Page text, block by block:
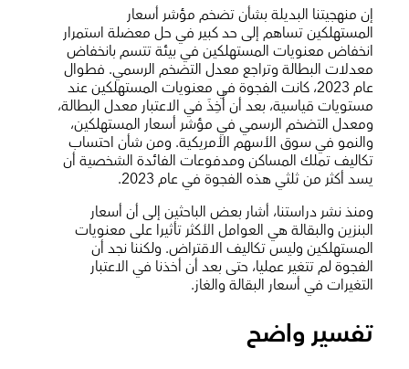
إن منهجيتنا البديلة بشأن تضخم مؤشر أسعار
المستهلكين تساهم إلى حد كبير في حل معضلة استمرار
انخفاض معنويات المستهلكين في بيئة تتسم بانخفاض
معدلات البطالة وتراجع معدل التضخم الرسمي. فطوال
عام 2023، كانت الفجوة في معنويات المستهلكين عند
مستويات قياسية، بعد أن أُخِذَ في الاعتبار معدل البطالة،
ومعدل التضخم الرسمي في مؤشر أسعار المستهلكين،
والنمو في سوق الأسهم الأمريكية. ومن شأن احتساب
تكاليف تملك المساكن ومدفوعات الفائدة الشخصية أن
يسد أكثر من ثلثي هذه الفجوة في عام 2023.
ومنذ نشر دراستنا، أشار بعض الباحثين إلى أن أسعار
البنزين والبقالة هي العوامل الأكثر تأثيرا على معنويات
المستهلكين وليس تكاليف الاقتراض. ولكننا نجد أن
الفجوة لم تتغير عمليا، حتى بعد أن أخذنا في الاعتبار
التغيرات في أسعار البقالة والغاز.
تفسير واضح